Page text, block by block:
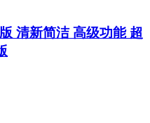
清新简洁 高级功能 超